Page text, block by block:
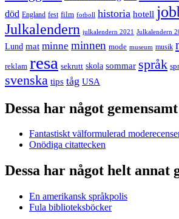
död England fest film fotboll historia hotell
Julkalendern julkalendern 2021 Julkalendern
Lund mat minne minnen mode museum musik
reklam resa sekrutt skola sommar språk
svenska tips tåg USA
Dessa har något gemensamt
Fantastiskt välformulerad
Onödiga citattecken
Dessa har något helt annat
En amerikansk språkpolis
Fula biblioteksböcker